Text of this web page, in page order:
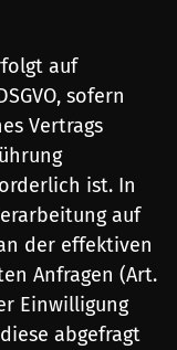
auf
sofern
Vertrags
ist. In
auf
der effektiven
Anfragen (Art.
Einwilligung
abgefragt